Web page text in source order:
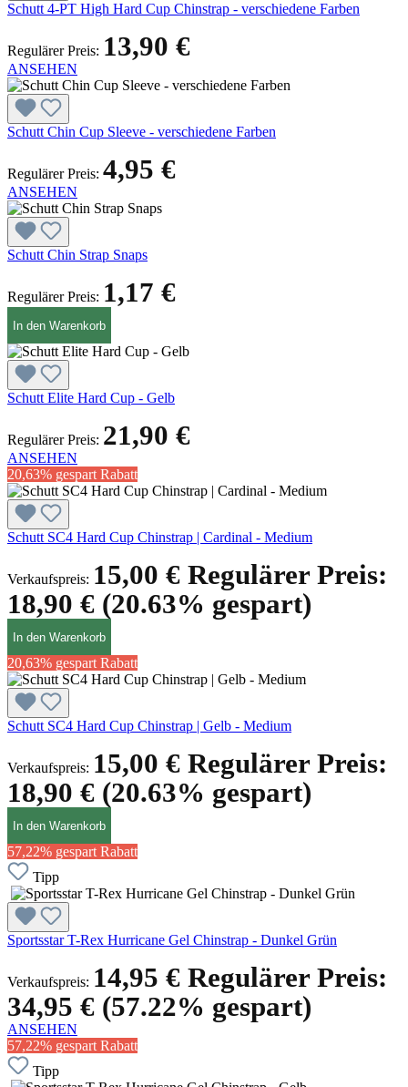
Schutt 4-PT High Hard Cup Chinstrap - verschiedene Farben
Regulärer Preis: 13,90 €
ANSEHEN
Schutt Chin Cup Sleeve - verschiedene Farben
Regulärer Preis: 4,95 €
ANSEHEN
Schutt Chin Strap Snaps
Regulärer Preis: 1,17 €
In den Warenkorb
Schutt Elite Hard Cup - Gelb
Regulärer Preis: 21,90 €
ANSEHEN
20,63% gespart Rabatt
Schutt SC4 Hard Cup Chinstrap | Cardinal - Medium
Verkaufspreis: 15,00 € Regulärer Preis:
18,90 € (20.63% gespart)
In den Warenkorb
20,63% gespart Rabatt
Schutt SC4 Hard Cup Chinstrap | Gelb - Medium
Verkaufspreis: 15,00 € Regulärer Preis:
18,90 € (20.63% gespart)
In den Warenkorb
57,22% gespart Rabatt
Tipp
Sportsstar T-Rex Hurricane Gel Chinstrap - Dunkel Grün
Verkaufspreis: 14,95 € Regulärer Preis:
34,95 € (57.22% gespart)
ANSEHEN
57,22% gespart Rabatt
Tipp